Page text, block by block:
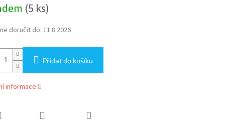
(5 ks)
doručit do:11.8.2026
Přidat do košíku
informace